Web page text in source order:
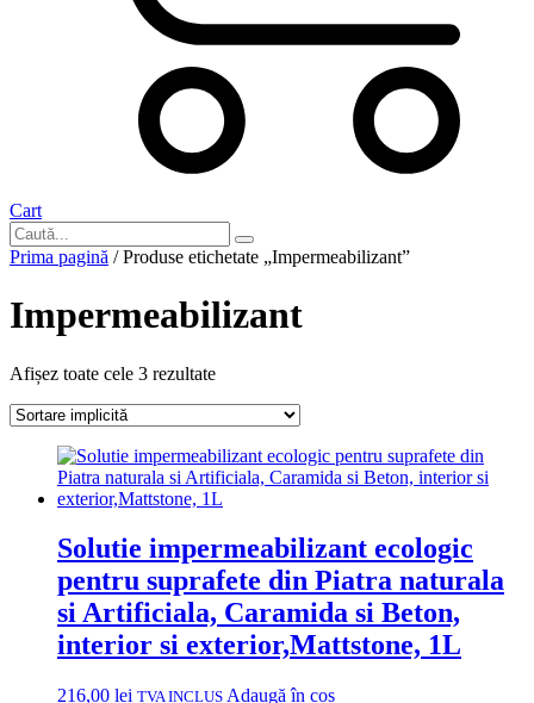
Cart
Prima pagină / Produse etichetate „Impermeabilizant”
Impermeabilizant
Afișez toate cele 3 rezultate
Solutie impermeabilizant ecologic
pentru suprafete din Piatra naturala
si Artificiala, Caramida si Beton,
interior si exterior,Mattstone, 1L
216,00 lei TVA INCLUS Adaugă în coș